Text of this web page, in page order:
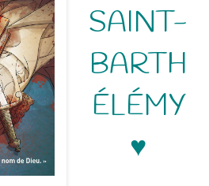
SAINT-
BARTH
ÉLÉMY
♥